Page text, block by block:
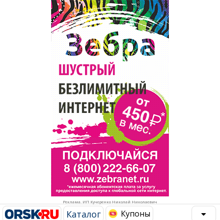
Реклама. ИП Кучеренко Николай Николаевич
Каталог Купоны
Рестораны, кафе, бары
Развлечения и отдых
Спорт Фитнес
Недвижимость
Красота Косметология
Торговля
Бизнес и финансы
Юристы, Экспертиза, Страхование
Ремонт
Социальные организации
Это интересно
Администрация
Популярное →